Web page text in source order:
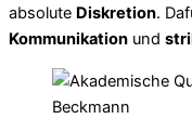
absolute Diskretion.
Kommunikation und